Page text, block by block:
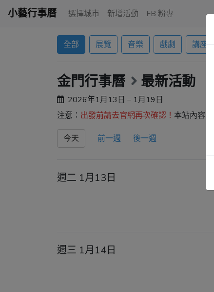
小藝行事曆 選擇城市 新增活動 FB 粉專
全部 展覽 音樂 戲劇 講座
金門行事曆 最新活動
2026年1月13日 – 1月19日
注意： 出發前請去官網再次確認！ 本站內容
今天 前一週 後一週
週二 1月13日
週三 1月14日